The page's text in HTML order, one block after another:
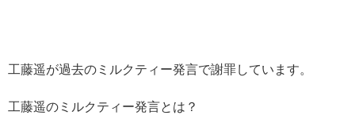
工藤遥が過去のミルクティー発言で謝罪しています。
工藤遥のミルクティー発言とは？